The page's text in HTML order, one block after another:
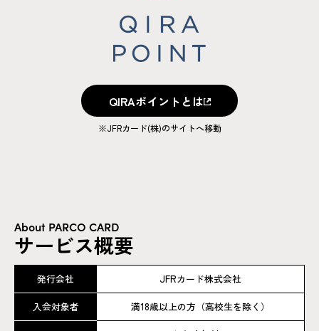
QIRAポイントとは
QIRAポイントとは
※JFRカード(株)のサイトへ移動
About PARCO CARD
サービス概要
発行会社 JFRカード株式会社
入会対象者 満18歳以上の方（高校生を除く）